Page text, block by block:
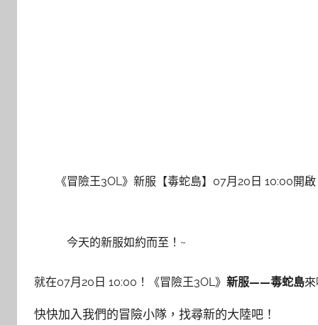
《冒險王3OL》新服【毒蛇島】07月20日 10:00開啟
今天的新服如約而至！~
就在07月20日 10:00！《冒險王3OL》 新服——毒蛇島
快快加入我們的冒險小隊，找尋新的大陸吧！